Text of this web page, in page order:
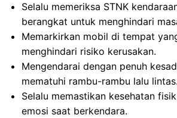
Selalu memeriksa STNK
berangkat untuk menghindari
Memarkirkan mobil di tempat
menghindari risiko kerusakan.
Mengendarai dengan penuh
mematuhi rambu-rambu lalu lintas.
Selalu memastikan kesehatan
emosi saat berkendara.